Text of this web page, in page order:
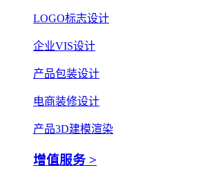
LOGO标志设计
企业VIS设计
产品包装设计
电商装修设计
产品3D建模渲染
增值服务 >